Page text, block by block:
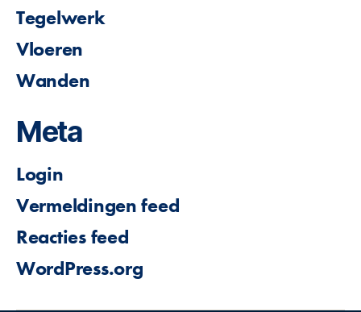
Tegelwerk
Vloeren
Wanden
Meta
Login
Vermeldingen feed
Reacties feed
WordPress.org